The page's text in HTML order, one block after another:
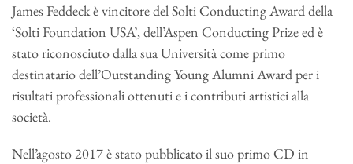
James Feddeck è vincitore del Solti Conducting Award della
‘Solti Foundation USA’, dell’Aspen Conducting Prize ed è
stato riconosciuto dalla sua Università come primo
destinatario dell’Outstanding Young Alumni Award per i
risultati professionali ottenuti e i contributi artistici alla
società.
Nell’agosto 2017 è stato pubblicato il suo primo CD in